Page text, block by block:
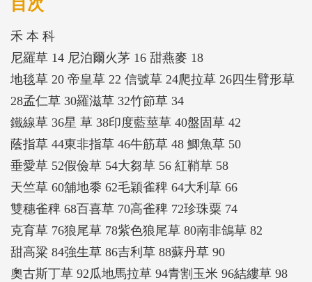
目次
禾 本 科
尼羅草 14 尼泊爾火茅 16 甜燕麥 18
地毯草 20 帝皇草 22 信號草 24爬拉草 26四生臂形草
28孟仁草 30羅滋草 32竹節草 34
鐵線草 36星 草 38印度藍莖草 40盤固草 42
蔭指草 44東非指草 46牛筋草 48 鯽魚草 50
垂愛草 52假儉草 54大芻草 56 紅鞘草 58
天竺草 60舖地黍 62毛穎雀稗 64大利草 66
雙穗雀稗 68百喜草 70高雀稗 72珍珠粟 74
克育草 76狼尾草 78紫色狼尾草 80南非鴿草 82
甜高粱 84強生草 86吉利草 88蘇丹草 90
奧古斯丁草 92瓜地馬拉草 94青割玉米 96結縷草 98